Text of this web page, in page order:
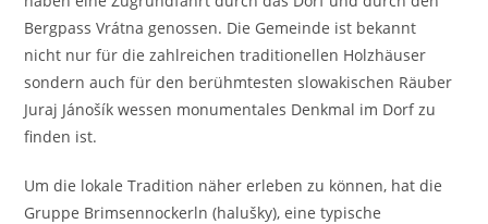
Bergpass Vrátna genossen. Die Gemeinde ist bekannt
nicht nur für die zahlreichen traditionellen Holzhäuser
sondern auch für den berühmtesten slowakischen Räuber
Juraj Jánošík wessen monumentales Denkmal im Dorf zu
finden ist.
Um die lokale Tradition näher erleben zu können, hat die
Gruppe Brimsennockerln (halušky), eine typische